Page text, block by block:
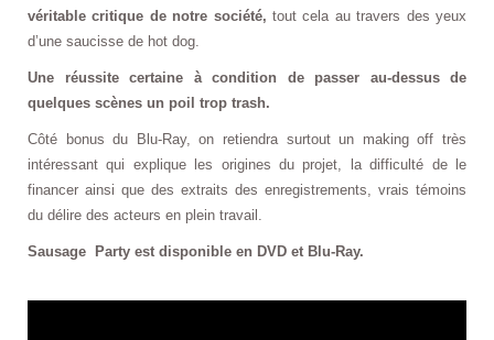
véritable critique de notre société, tout cela au travers des yeux
d’une saucisse de hot dog.
Une réussite certaine à condition de passer au-dessus de
quelques scènes un poil trop trash.
Côté bonus du Blu-Ray, on retiendra surtout un making off très
intéressant qui explique les origines du projet, la difficulté de le
financer ainsi que des extraits des enregistrements, vrais témoins
du délire des acteurs en plein travail.
Sausage Party est disponible en DVD et Blu-Ray.